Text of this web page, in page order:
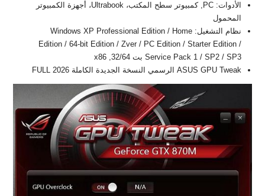
الأدوات: PC, كمبيوتر سطح المكتب، Ultrabook، أجهزة الكمبيوتر
المحمول
نظام التشغيل: Windows XP Professional Edition / Home
Edition / 64-bit Edition / Zver / PC Edition / Starter Edition /
Service Pack 1 / SP2 / SP3 بت 32/64, x86
ASUS GPU Tweak الرسمي النسخة الجديدة الكاملة FULL 2026